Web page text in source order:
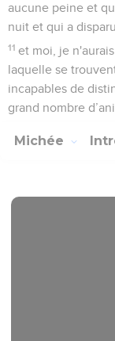
aucune peine et
nuit et qui a
11 et moi, je
laquelle se
incapables de
grand nombre
Michée